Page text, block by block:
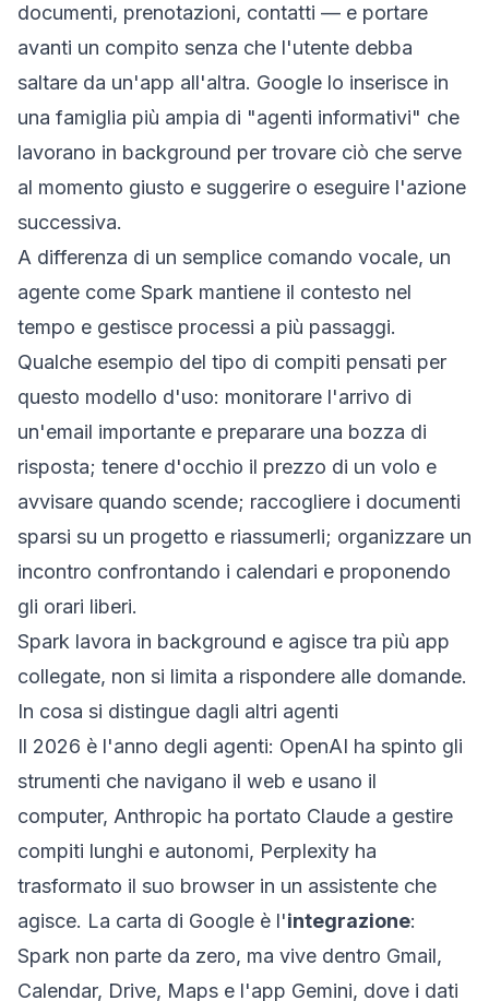
documenti, prenotazioni, contatti — e portare
avanti un compito senza che l'utente debba
saltare da un'app all'altra. Google lo inserisce in
una famiglia più ampia di "agenti informativi" che
lavorano in background per trovare ciò che serve
al momento giusto e suggerire o eseguire l'azione
successiva.
A differenza di un semplice comando vocale, un
agente come Spark mantiene il contesto nel
tempo e gestisce processi a più passaggi.
Qualche esempio del tipo di compiti pensati per
questo modello d'uso: monitorare l'arrivo di
un'email importante e preparare una bozza di
risposta; tenere d'occhio il prezzo di un volo e
avvisare quando scende; raccogliere i documenti
sparsi su un progetto e riassumerli; organizzare un
incontro confrontando i calendari e proponendo
gli orari liberi.
Spark lavora in background e agisce tra più app
collegate, non si limita a rispondere alle domande.
In cosa si distingue dagli altri agenti
Il 2026 è l'anno degli agenti: OpenAI ha spinto gli
strumenti che navigano il web e usano il
computer, Anthropic ha portato Claude a gestire
compiti lunghi e autonomi, Perplexity ha
trasformato il suo browser in un assistente che
agisce. La carta di Google è l'integrazione:
Spark non parte da zero, ma vive dentro Gmail,
Calendar, Drive, Maps e l'app Gemini, dove i dati